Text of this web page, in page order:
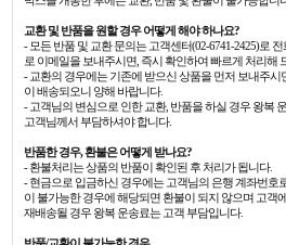
교환 및 반품을 원할 경우 어떻게 해야 하나요?
- 모든 반품 및 교환 문의는 고객센터(02-6741-2425)로 전
로 이메일을 보내주시면, 즉시 확인하여 빠르게 처리해
- 교환의 경우에는 기존에 받으신 상품을 먼저 보내주시
이 배송되오니 양해 바랍니다.
- 고객님의 변심으로 인한 교환, 반품을 하실 경우 왕복
고객님께서 부담하셔야 합니다.
반품한 경우, 환불은 어떻게 받나요?
- 환불처리는 상품의 반품이 확인된 후 처리가 됩니다.
- 현금으로 입금하신 경우에는 고객님의 은행 계좌번호
이 불가능한 경우에 해당되면 환불이 되지 않으며 고객
재배송될 경우 왕복 운송료는 고객 부담입니다.